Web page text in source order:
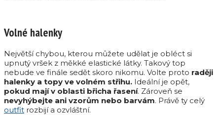
Volné halenky
Největší chybou, kterou můžete udělat je obléct si
upnutý vršek z měkké elastické látky. Takový top
nebude ve finále sedět skoro nikomu. Volte proto raději
halenky a topy ve volném střihu. Ideální je opět,
pokud mají v oblasti břicha řasení. Zároveň se
nevyhýbejte ani vzorům nebo barvám. Právě ty celý
outfit rozbijí a ozvláštní.